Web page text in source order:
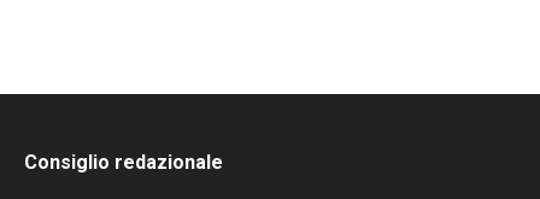
Consiglio redazionale